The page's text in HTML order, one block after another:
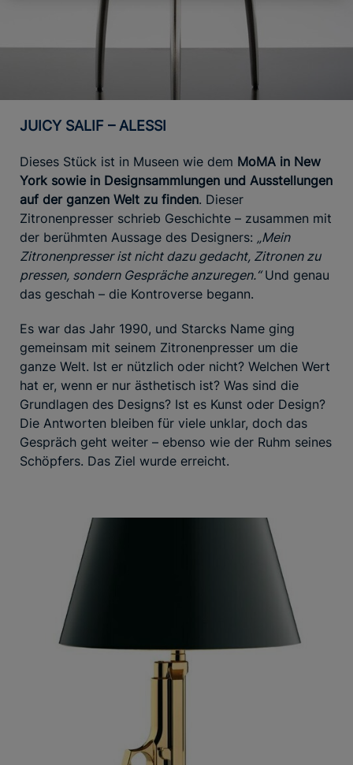
JUICY SALIF – ALESSI
Dieses Stück ist in Museen wie dem MoMA in New
York sowie in Designsammlungen und Ausstellungen
auf der ganzen Welt zu finden. Dieser
Zitronenpresser schrieb Geschichte – zusammen mit
der berühmten Aussage des Designers: „Mein
Zitronenpresser ist nicht dazu gedacht, Zitronen zu
pressen, sondern Gespräche anzuregen.“Und genau
das geschah – die Kontroverse begann.
Es war das Jahr 1990, und Starcks Name ging
gemeinsam mit seinem Zitronenpresser um die
ganze Welt. Ist er nützlich oder nicht? Welchen Wert
hat er, wenn er nur ästhetisch ist? Was sind die
Grundlagen des Designs? Ist es Kunst oder Design?
Die Antworten bleiben für viele unklar, doch das
Gespräch geht weiter – ebenso wie der Ruhm seines
Schöpfers. Das Ziel wurde erreicht.